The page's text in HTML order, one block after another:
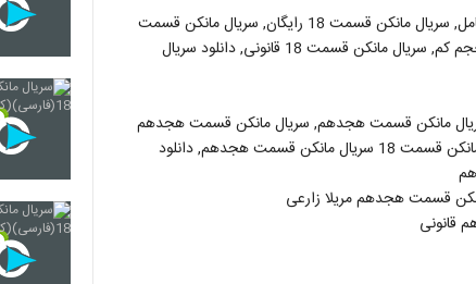
مانکن قسمت 18, سریال مانکن قسمت 18, سریال مانکن قسمت 18 کامل, سریال مانکن قسمت 18 رایگان, سریال مانکن قسمت
18 نماشا, سریال مانکن قسمت 18 اپارات, سریال مانکن قسمت 18 با حجم کم, سریال مانکن قسمت 18 قانونی, دانلود سریال
مانکن قسمت هجدهم, سریال مانکن قسمت هجدهم
رایگان, سریال مانکن قسمت 18 سریال مانکن قسمت هجدهم, سریال مانکن قسمت 18 سریال مانکن قسمت هجدهم, دانلود
قسمت هجدهم مریلا زارعی
قانونی